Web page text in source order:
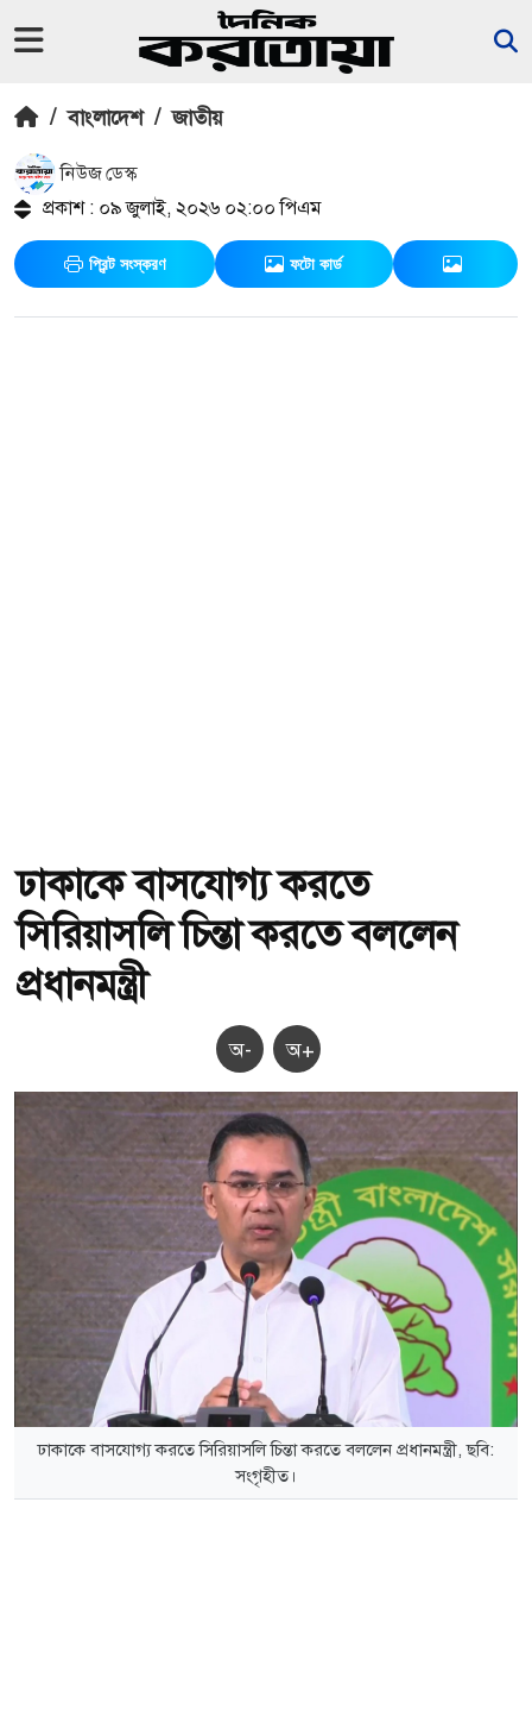
/ বাংলাদেশ / জাতীয়
নিউজ ডেস্ক
প্রকাশ : ০৯ জুলাই, ২০২৬ ০২:০০ পিএম
প্রিন্ট সংস্করণ ফটো কার্ড
ঢাকাকে বাসযোগ্য করতে
সিরিয়াসলি চিন্তা করতে বললেন
প্রধানমন্ত্রী
অ- অ+
ঢাকাকে বাসযোগ্য করতে সিরিয়াসলি চিন্তা করতে বললেন প্রধানমন্ত্রী, ছবি:
সংগৃহীত।